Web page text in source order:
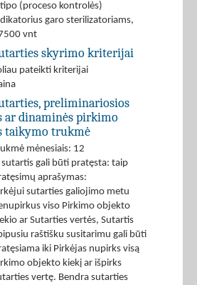
(proceso kontrolės)
garo sterilizatoriams,
vnt
skyrimo kriterijai
pateikti kriterijai
preliminariosios
ar dinaminės pirkimo
taikymo trukmė
mėnesiais: 12
sutartis gali būti pratęsta: taip
aprašymas:
sutarties galiojimo metu
viso Pirkimo objekto
ar Sutarties vertės, Sutartis
raštišku susitarimu gali būti
iki Pirkėjas nupirks visą
objekto kiekį ar išpirks
vertę. Bendra sutarties